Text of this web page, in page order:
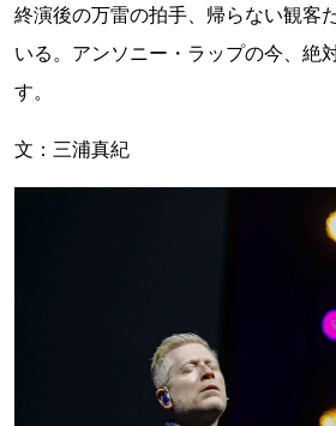
終演後の万雷の拍手、帰らない観客
いる。アンソニー・ラップの今、絶
す。
文：三浦真紀